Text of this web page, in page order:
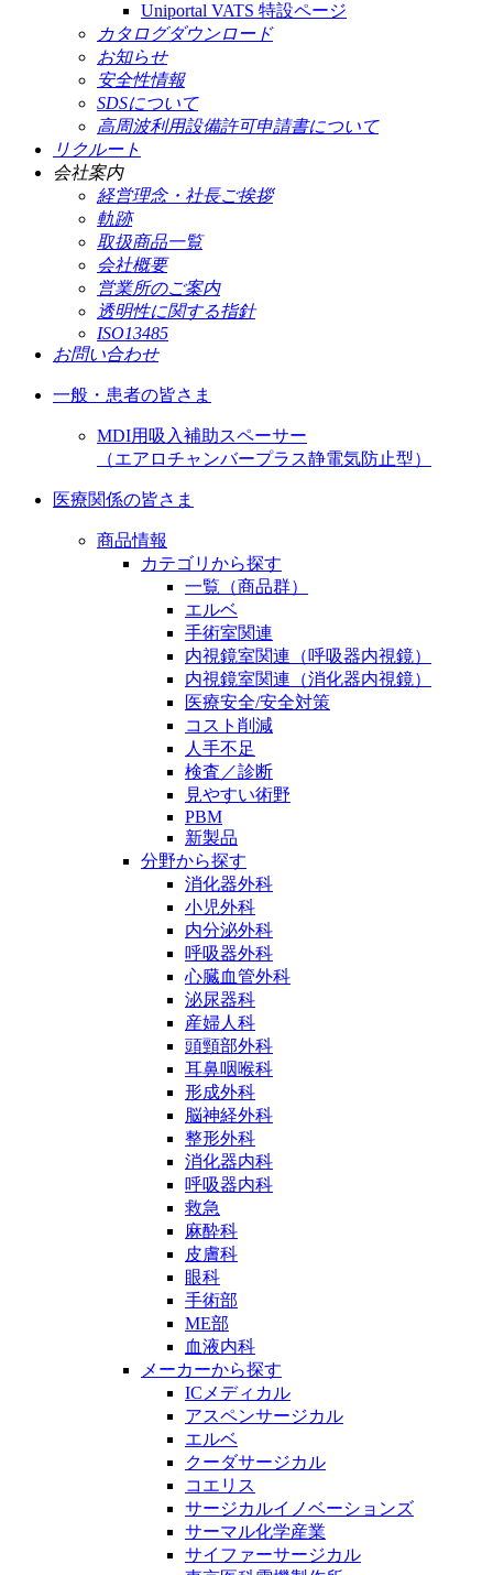
Uniportal VATS 特設ページ
カタログダウンロード
お知らせ
安全性情報
SDSについて
高周波利用設備許可申請書について
リクルート
会社案内
経営理念・社長ご挨拶
軌跡
取扱商品一覧
会社概要
営業所のご案内
透明性に関する指針
ISO13485
お問い合わせ
一般・患者の皆さま
MDI用吸入補助スペーサー
（エアロチャンバープラス静電気防止型）
医療関係の皆さま
商品情報
カテゴリから探す
一覧（商品群）
エルベ
手術室関連
内視鏡室関連（呼吸器内視鏡）
内視鏡室関連（消化器内視鏡）
医療安全/安全対策
コスト削減
人手不足
検査／診断
見やすい術野
PBM
新製品
分野から探す
消化器外科
小児外科
内分泌外科
呼吸器外科
心臓血管外科
泌尿器科
産婦人科
頭頸部外科
耳鼻咽喉科
形成外科
脳神経外科
整形外科
消化器内科
呼吸器内科
救急
麻酔科
皮膚科
眼科
手術部
ME部
血液内科
メーカーから探す
ICメディカル
アスペンサージカル
エルベ
クーダサージカル
コエリス
サージカルイノベーションズ
サーマル化学産業
サイファーサージカル